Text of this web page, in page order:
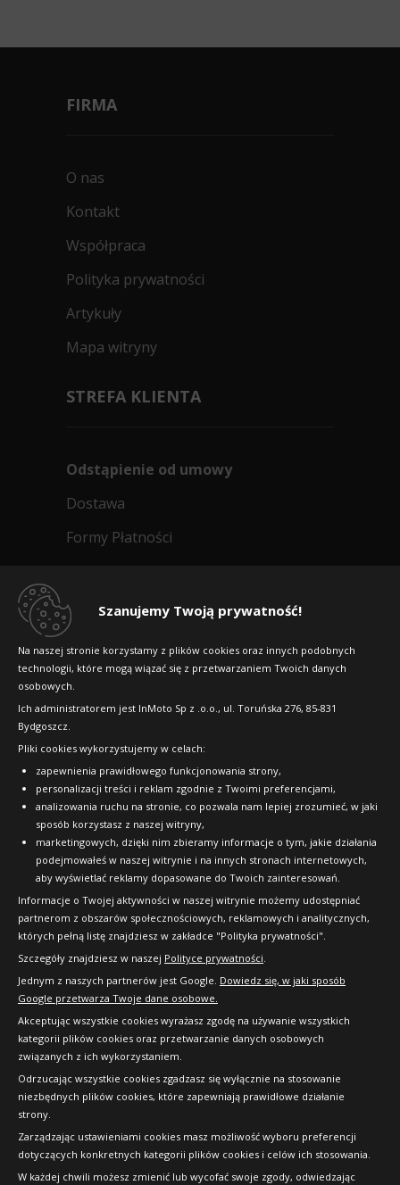
Szanujemy Twoją prywatność!
Na naszej stronie korzystamy z plików cookies oraz innych podobnych
technologii, które mogą wiązać się z przetwarzaniem Twoich danych
osobowych.
Ich administratorem jest InMoto Sp z .o.o., ul. Toruńska 276, 85-831
Bydgoszcz.
Pliki cookies wykorzystujemy w celach:
zapewnienia prawidłowego funkcjonowania strony,
personalizacji treści i reklam zgodnie z Twoimi preferencjami,
analizowania ruchu na stronie, co pozwala nam lepiej zrozumieć, w jaki
sposób korzystasz z naszej witryny,
marketingowych, dzięki nim zbieramy informacje o tym, jakie działania
podejmowałeś w naszej witrynie i na innych stronach internetowych,
aby wyświetlać reklamy dopasowane do Twoich zainteresowań.
Informacje o Twojej aktywności w naszej witrynie możemy udostępniać
partnerom z obszarów społecznościowych, reklamowych i analitycznych,
których pełną listę znajdziesz w zakładce "Polityka prywatności".
Szczegóły znajdziesz w naszej Polityce prywatności.
Jednym z naszych partnerów jest Google. Dowiedz się, w jaki sposób
Google przetwarza Twoje dane osobowe.
Akceptując wszystkie cookies wyrażasz zgodę na używanie wszystkich
kategorii plików cookies oraz przetwarzanie danych osobowych
związanych z ich wykorzystaniem.
Odrzucając wszystkie cookies zgadzasz się wyłącznie na stosowanie
niezbędnych plików cookies, które zapewniają prawidłowe działanie
strony.
Zarządzając ustawieniami cookies masz możliwość wyboru preferencji
dotyczących konkretnych kategorii plików cookies i celów ich stosowania.
W każdej chwili możesz zmienić lub wycofać swoje zgody, odwiedzając
FIRMA
O nas
Kontakt
Współpraca
Polityka prywatności
Artykuły
Mapa witryny
STREFA KLIENTA
Odstąpienie od umowy
Dostawa
Formy Płatności
Dlaczego warto kupić w 24opony.pl
Raty
FAQ
OFICJALNY PARTNER
Copyright © 2010-2026 24opony.pl. Wszelkie
prawa zastrzeżone.